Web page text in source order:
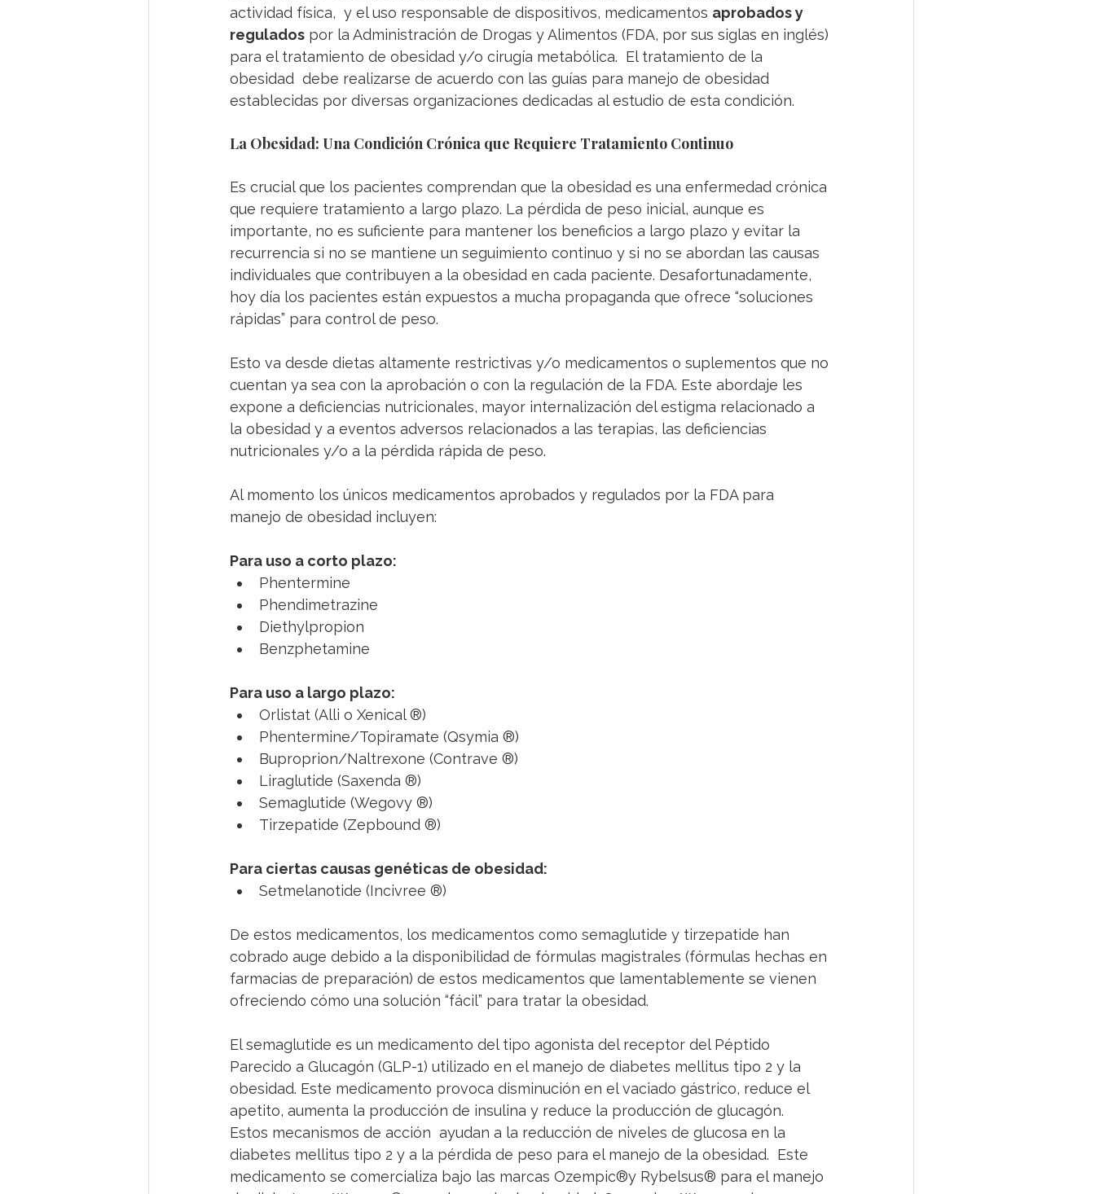
actividad física,  y el uso responsable de dispositivos, medicamentos aprobados y
regulados por la Administración de Drogas y Alimentos (FDA, por sus siglas en inglés)
para el tratamiento de obesidad y/o cirugía metabólica.  El tratamiento de la
obesidad  debe realizarse de acuerdo con las guías para manejo de obesidad
establecidas por diversas organizaciones dedicadas al estudio de esta condición.
La Obesidad: Una Condición Crónica que Requiere Tratamiento Continuo
Es crucial que los pacientes comprendan que la obesidad es una enfermedad crónica
que requiere tratamiento a largo plazo. La pérdida de peso inicial, aunque es
importante, no es suficiente para mantener los beneficios a largo plazo y evitar la
recurrencia si no se mantiene un seguimiento continuo y si no se abordan las causas
individuales que contribuyen a la obesidad en cada paciente. Desafortunadamente,
hoy día los pacientes están expuestos a mucha propaganda que ofrece “soluciones
rápidas” para control de peso.
Esto va desde dietas altamente restrictivas y/o medicamentos o suplementos que no
cuentan ya sea con la aprobación o con la regulación de la FDA. Este abordaje les
expone a deficiencias nutricionales, mayor internalización del estigma relacionado a
la obesidad y a eventos adversos relacionados a las terapias, las deficiencias
nutricionales y/o a la pérdida rápida de peso.
Al momento los únicos medicamentos aprobados y regulados por la FDA para
manejo de obesidad incluyen:
Para uso a corto plazo:
Phentermine
Phendimetrazine
Diethylpropion
Benzphetamine
Para uso a largo plazo:
Orlistat (Alli o Xenical ®️)
Phentermine/Topiramate (Qsymia ®️)
Buproprion/Naltrexone (Contrave ®️)
Liraglutide (Saxenda ®️)
Semaglutide (Wegovy ®️)
Tirzepatide (Zepbound ®️)
Para ciertas causas genéticas de obesidad:
Setmelanotide (Incivree ®️)
De estos medicamentos, los medicamentos como semaglutide y tirzepatide han
cobrado auge debido a la disponibilidad de fórmulas magistrales (fórmulas hechas en
farmacias de preparación) de estos medicamentos que lamentablemente se vienen
ofreciendo cómo una solución “fácil” para tratar la obesidad.
El semaglutide es un medicamento del tipo agonista del receptor del Péptido
Parecido a Glucagón (GLP-1) utilizado en el manejo de diabetes mellitus tipo 2 y la
obesidad. Este medicamento provoca disminución en el vaciado gástrico, reduce el
apetito, aumenta la producción de insulina y reduce la producción de glucagón.
Estos mecanismos de acción  ayudan a la reducción de niveles de glucosa en la
diabetes mellitus tipo 2 y a la pérdida de peso para el manejo de la obesidad.  Este
medicamento se comercializa bajo las marcas Ozempic®️y Rybelsus®️ para el manejo